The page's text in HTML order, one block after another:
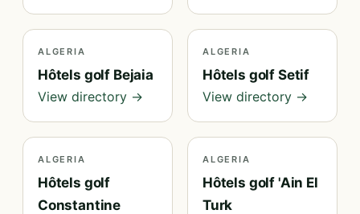
ALGERIA
Hôtels golf Bejaia
View directory →
ALGERIA
Hôtels golf Setif
View directory →
ALGERIA
Hôtels golf
Constantine
ALGERIA
Hôtels golf 'Ain El
Turk